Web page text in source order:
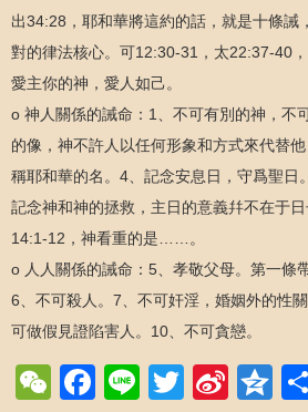
出34:28，耶和華將這約的話，就是十條誡
對的律法核心。可12:30-31，太22:37-40
愛主你的神，愛人如己。
o 神人關係的誡命：1、不可有別的神，不
的像，神不許人以任何形象和方式來代替
稱耶和華的名。4、記念安息日，守爲聖日
記念神和神的拯救，主日的意義幷不在于
14:1-12，神看重的是……。
o 人人關係的誡命：5、孝敬父母。第一條
6、不可殺人。7、不可奸淫，婚姻外的性
可做假見證陷害人。10、不可貪戀。
WeChat
Facebook
LineTwitter
Sina